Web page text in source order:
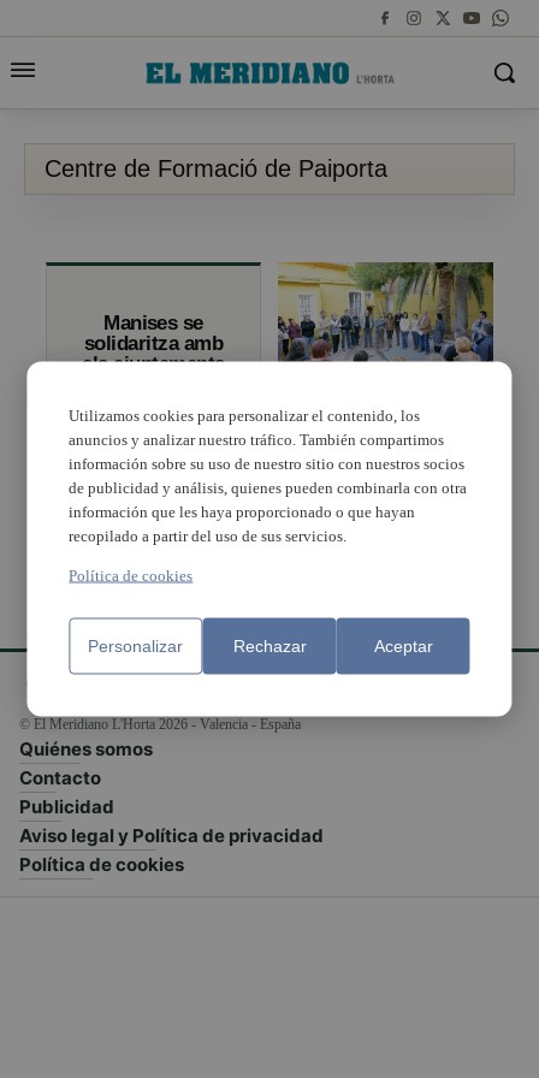
Centre de Formació de Paiporta
Manises se
solidaritza amb
els ajuntaments
exhibir la
bandera
republicana
Paiporta programa un
mes d’abril replet de
cursos per a aturats
© El Meridiano L'Horta 2026 - Valencia - España
Quiénes somos
Contacto
Publicidad
Aviso legal y Política de privacidad
Política de cookies
Utilizamos cookies para personalizar el contenido, los
anuncios y analizar nuestro tráfico. También compartimos
información sobre su uso de nuestro sitio con nuestros socios
de publicidad y análisis, quienes pueden combinarla con otra
información que les haya proporcionado o que hayan
recopilado a partir del uso de sus servicios.
Política de cookies
Personalizar Rechazar Aceptar